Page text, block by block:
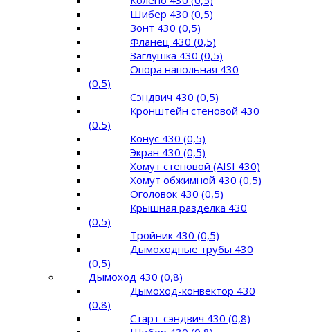
Шибер 430 (0,5)
Зонт 430 (0,5)
Фланец 430 (0,5)
Заглушка 430 (0,5)
Опора напольная 430
(0,5)
Сэндвич 430 (0,5)
Кронштейн стеновой 430
(0,5)
Конус 430 (0,5)
Экран 430 (0,5)
Хомут стеновой (AISI 430)
Хомут обжимной 430 (0,5)
Оголовок 430 (0,5)
Крышная разделка 430
(0,5)
Тройник 430 (0,5)
Дымоходные трубы 430
(0,5)
Дымоход 430 (0,8)
Дымоход-конвектор 430
(0,8)
Старт-сэндвич 430 (0,8)